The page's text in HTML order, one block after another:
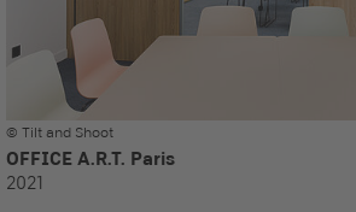
© Tilt and Shoot
OFFICE A.R.T. Paris
2021